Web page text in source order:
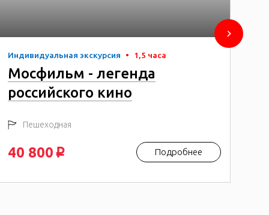
Индивидуальная экскурсия • 1,5 часа
Мосфильм - легенда
российского кино
Пешеходная
40 800 p Подробнее